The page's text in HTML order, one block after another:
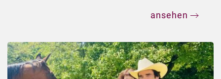
ansehen